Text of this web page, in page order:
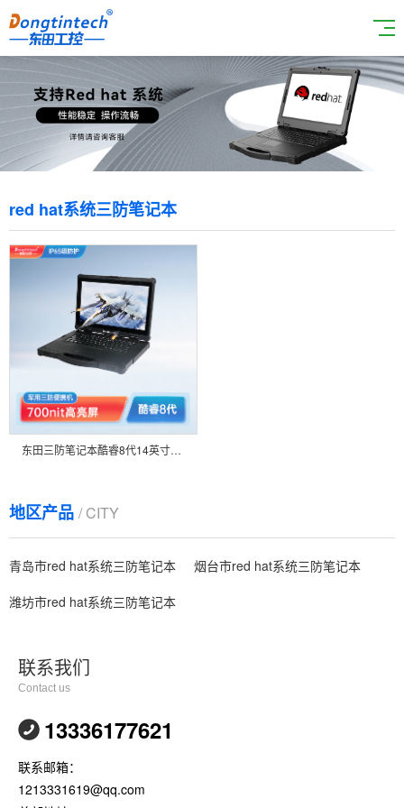
red hat系统三防笔记本
东田三防笔记本酷睿8代14英寸高清便携主机电脑 DT-14S
地区产品 / CITY
青岛市red hat系统三防笔记本
烟台市red hat系统三防笔记本
潍坊市red hat系统三防笔记本
联系我们
Contact us
13336177621
联系邮箱：
1213331619@qq.com